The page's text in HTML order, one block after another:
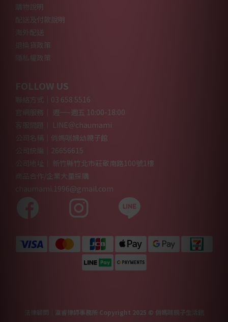
購物說明
配送及付款說明
海外配送
退換貨政策
隱私權政策
FOLLOW US
聯絡方式｜03 658 5516
官網服務｜ 週一~週五 10:00-18:00
客服問題｜ LINE＠chaumami
公司名稱｜俏媽咪婦幼親子館
公司統編｜26656615
公司地址｜ 新竹縣竹北市莊敬南路100號1樓
商品合作/企業大量採購
chaumami.1996@gmail.com
法律顧問｜瀛睿律師事務所 Copyright 2025 © 俏媽咪親子生活館